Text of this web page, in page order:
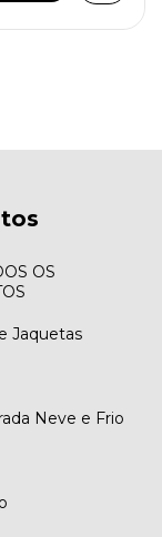
OS
Jaquetas
Neve e Frio